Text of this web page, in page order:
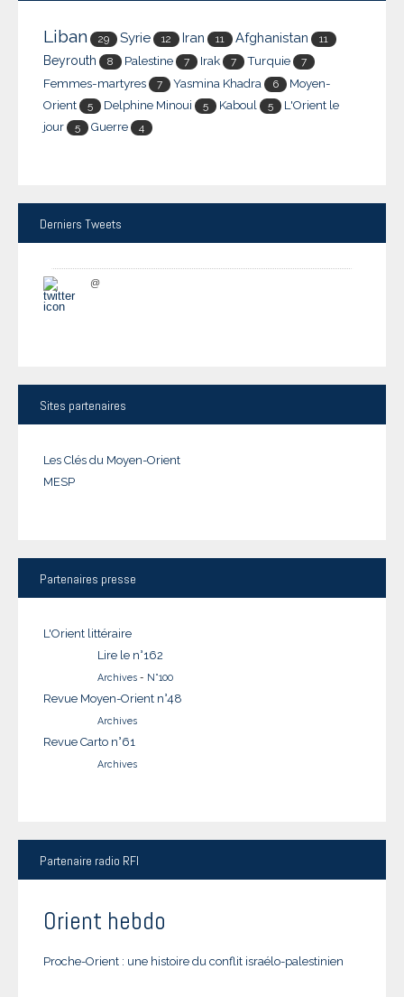
Liban 29 Syrie 12 Iran 11 Afghanistan 11
Beyrouth 8 Palestine 7 Irak 7 Turquie 7
Femmes-martyres 7 Yasmina Khadra 6
Moyen-
Orient
5 Delphine Minoui 5 Kaboul 5
L'Orient le
jour
5 Guerre 4
Derniers Tweets
@
Sites partenaires
Les Clés du Moyen-Orient
MESP
Partenaires presse
L'Orient littéraire
Lire le n°162
Archives - N°100
Revue Moyen-Orient n°48
Archives
Revue Carto n°61
Archives
Partenaire radio RFI
Orient hebdo
Proche-Orient : une histoire du conflit israélo-palestinien